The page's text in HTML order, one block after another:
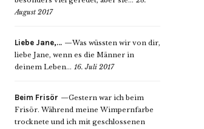
August 2017
Liebe Jane,…
Was wüssten wir von dir,
liebe Jane, wenn es die Männer in
deinem Leben... 16. Juli 2017
Beim Frisör
Gestern war ich beim
Frisör. Während meine Wimpernfarbe
trocknete und ich mit geschlossenen